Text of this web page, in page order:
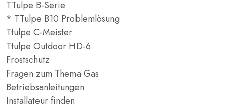
TTulpe B-Serie
* TTulpe B10 Problemlösung
Ttulpe C-Meister
Ttulpe Outdoor HD-6
Frostschutz
Fragen zum Thema Gas
Betriebsanleitungen
Installateur finden